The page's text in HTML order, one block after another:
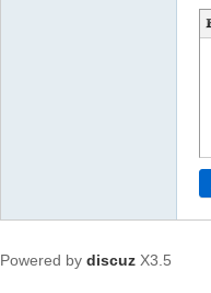
Powered by discuz X3.5